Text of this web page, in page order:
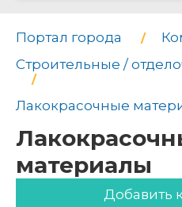
Портал города
Строительные /
Лакокрасочные
материалы
Добавить